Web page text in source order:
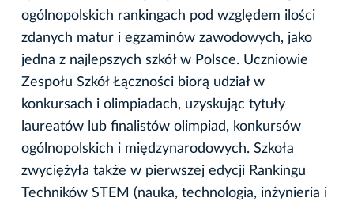
ogólnopolskich rankingach pod względem ilości
zdanych matur i egzaminów zawodowych, jako
jedna z najlepszych szkół w Polsce. Uczniowie
Zespołu Szkół Łączności biorą udział w
konkursach i olimpiadach, uzyskując tytuły
laureatów lub finalistów olimpiad, konkursów
ogólnopolskich i międzynarodowych. Szkoła
zwyciężyła także w pierwszej edycji Rankingu
Techników STEM (­nauka, technologia, inżynieria i